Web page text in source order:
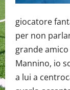
giocatore
per non
grande
Mannino, io
a lui a